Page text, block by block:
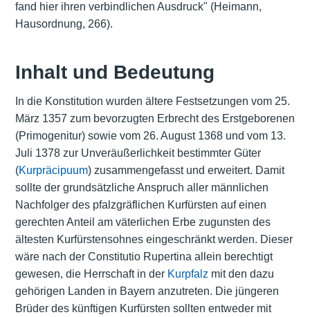
fand hier ihren verbindlichen Ausdruck" (Heimann,
Hausordnung, 266).
Inhalt und Bedeutung
In die Konstitution wurden ältere Festsetzungen vom 25.
März 1357 zum bevorzugten Erbrecht des Erstgeborenen
(Primogenitur) sowie vom 26. August 1368 und vom 13.
Juli 1378 zur Unveräußerlichkeit bestimmter Güter
(Kurpräcipuum) zusammengefasst und erweitert. Damit
sollte der grundsätzliche Anspruch aller männlichen
Nachfolger des pfalzgräflichen Kurfürsten auf einen
gerechten Anteil am väterlichen Erbe zugunsten des
ältesten Kurfürstensohnes eingeschränkt werden. Dieser
wäre nach der Constitutio Rupertina allein berechtigt
gewesen, die Herrschaft in der Kurpfalz mit den dazu
gehörigen Landen in Bayern anzutreten. Die jüngeren
Brüder des künftigen Kurfürsten sollten entweder mit